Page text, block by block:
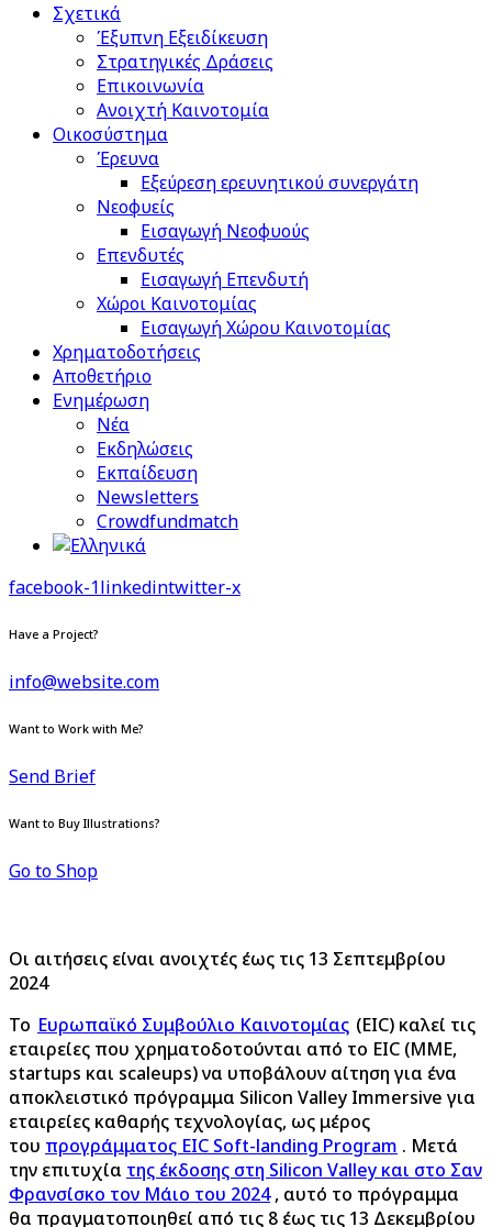
Σχετικά
Έξυπνη Εξειδίκευση
Στρατηγικές Δράσεις
Επικοινωνία
Ανοιχτή Καινοτομία
Οικοσύστημα
Έρευνα
Εξεύρεση ερευνητικού συνεργάτη
Νεοφυείς
Εισαγωγή Νεοφυούς
Επενδυτές
Εισαγωγή Επενδυτή
Χώροι Καινοτομίας
Εισαγωγή Χώρου Καινοτομίας
Χρηματοδοτήσεις
Αποθετήριο
Ενημέρωση
Νέα
Εκδηλώσεις
Εκπαίδευση
Newsletters
Crowdfundmatch
facebook-1linkedintwitter-x
Have a Project?
info@website.com
Want to Work with Me?
Send Brief
Want to Buy Illustrations?
Go to Shop
Οι αιτήσεις είναι ανοιχτές έως τις 13 Σεπτεμβρίου
2024
Το Ευρωπαϊκό Συμβούλιο Καινοτομίας (EIC) καλεί τις
εταιρείες που χρηματοδοτούνται από το EIC (ΜΜΕ,
startups και scaleups) να υποβάλουν αίτηση για ένα
αποκλειστικό πρόγραμμα Silicon Valley Immersive για
εταιρείες καθαρής τεχνολογίας, ως μέρος
του προγράμματος EIC Soft-landing Program . Μετά
την επιτυχία της έκδοσης στη Silicon Valley και στο Σαν
Φρανσίσκο τον Μάιο του 2024, αυτό το πρόγραμμα
θα πραγματοποιηθεί από τις 8 έως τις 13 Δεκεμβρίου